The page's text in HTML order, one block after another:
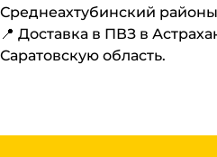
Среднеахтубинский
📍 Доставка в ПВЗ в
Саратовскую область.